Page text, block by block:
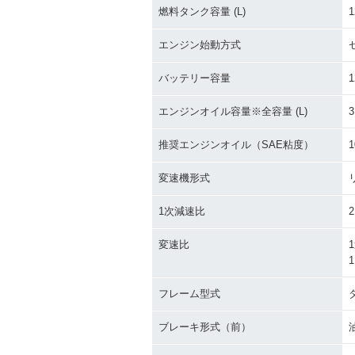
燃料タンク容量 (L)
エンジン始動方式
バッテリー容量
エンジンオイル容量※全容量 (L)
推奨エンジンオイル（SAE粘度）
変速機形式
1次減速比
変速比
フレーム型式
ブレーキ形式（前）